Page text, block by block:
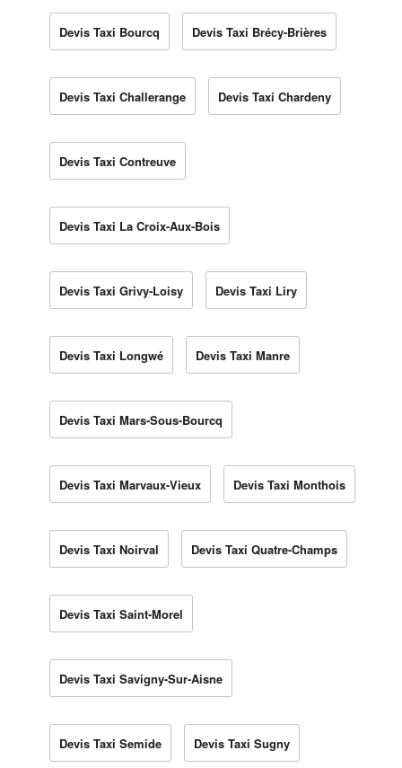
Devis Taxi Bourcq Devis Taxi Brécy-Brières
Devis Taxi Challerange Devis Taxi Chardeny
Devis Taxi Contreuve
Devis Taxi La Croix-Aux-Bois
Devis Taxi Grivy-Loisy Devis Taxi Liry
Devis Taxi Longwé Devis Taxi Manre
Devis Taxi Mars-Sous-Bourcq
Devis Taxi Marvaux-Vieux Devis Taxi Monthois
Devis Taxi Noirval Devis Taxi Quatre-Champs
Devis Taxi Saint-Morel
Devis Taxi Savigny-Sur-Aisne
Devis Taxi Semide Devis Taxi Sugny